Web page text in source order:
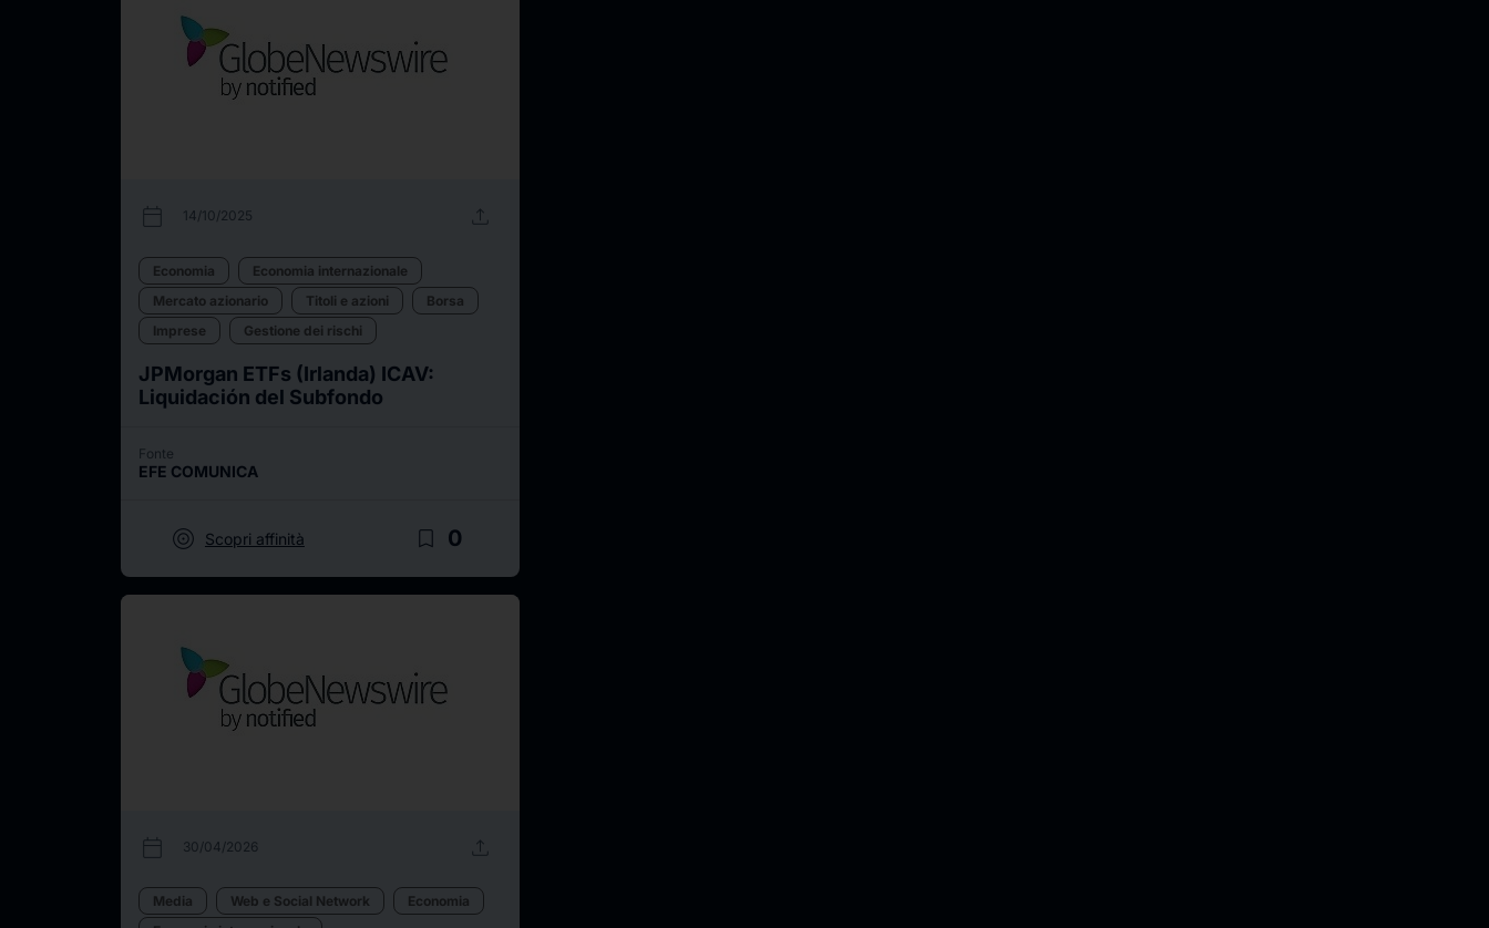
calendar_today 14/10/2025 upload
Economia
Economia internazionale
Mercato azionario
Titoli e azioni
Borsa
Imprese
Gestione dei rischi
JPMorgan ETFs (Irlanda) ICAV:
Liquidación del Subfondo
Fonte
EFE COMUNICA
target Scopri affinità bookmark_border 0
calendar_today 30/04/2026 upload
Media Web e Social Network
Economia